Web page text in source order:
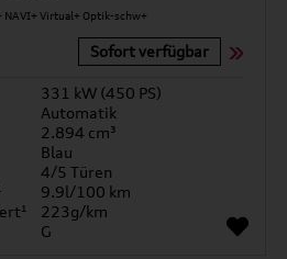
Sofort verfügbar
331 kW (450 PS)
Automatik
2.894 cm³
Blau
4/5 Türen
9.9l/100 km
223g/km
G